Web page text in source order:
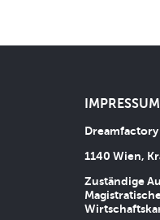
1140 Wien,
Zuständige